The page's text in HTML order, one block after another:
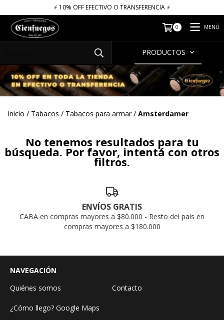
⚡​​​ 10% OFF EFECTIVO O TRANSFERENCIA ⚡​
0 MENÚ
PRODUCTOS
Inicio / Tabacos / Tabacos para armar / Amsterdamer
No tenemos resultados para tu
búsqueda. Por favor, intentá con otros
filtros.
ENVÍOS GRATIS
CABA en compras mayores a $80.000 - Resto del país en
compras mayores a $180.000
NAVEGACIÓN
Quiénes somos
Contacto
¿Cómo llego? Google Maps